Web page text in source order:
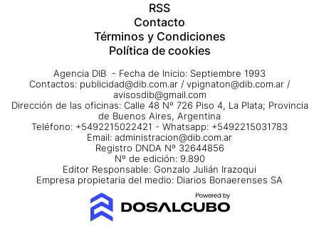
RSS
Contacto
Términos y Condiciones
Política de cookies
Agencia DIB - Fecha de Inicio: Septiembre 1993
Contactos: publicidad@dib.com.ar / vpignaton@dib.com.ar /
avisosdib@gmail.com
Dirección de las oficinas: Calle 48 Nº 726 Piso 4, La Plata; Provincia
de Buenos Aires, Argentina
Teléfono: +5492215022421 - Whatsapp: +5492215031783
Email: administracion@dib.com.ar
Registro DNDA Nº 32644856
Nº de edición: 9.890
Editor Responsable: Gonzalo Julián Irazoqui
Empresa propietaria del medio: Diarios Bonaerenses SA